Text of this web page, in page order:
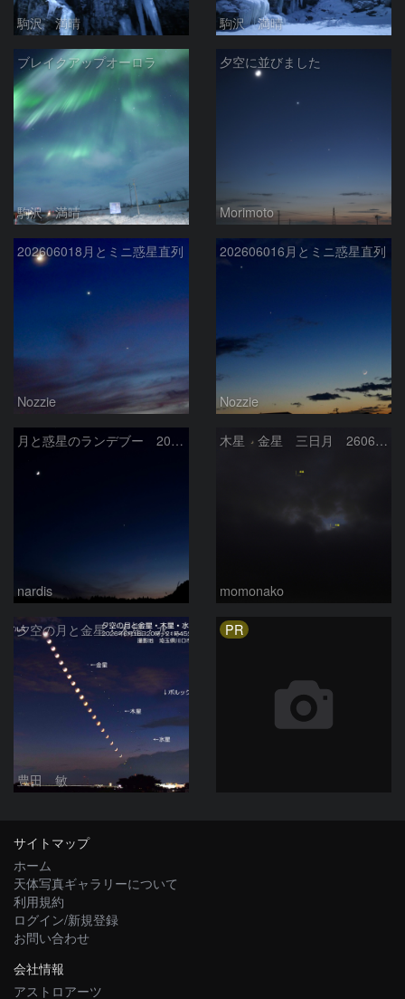
駒沢 満晴 駒沢 満晴
ブレイクアップオーロラ
駒沢 満晴
夕空に並びました
Morimoto
202606018月とミニ惑星直列
Nozzie
202606016月とミニ惑星直列
Nozzie
月と惑星のランデブー 2026/06/19
nardis
木星 金星 三日月 260618
momonako
夕空の月と金星・木星・水星の接近 2026/6/18
豊田 敏
PR
サイトマップ
ホーム
天体写真ギャラリーについて
利用規約
ログイン/新規登録
お問い合わせ
会社情報
アストロアーツ